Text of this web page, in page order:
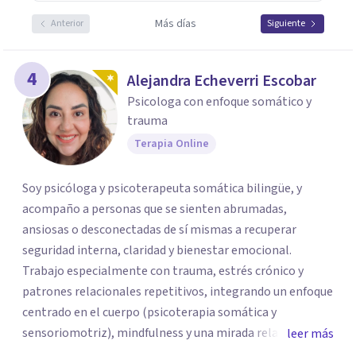
Anterior Más días Siguiente
4 Alejandra Echeverri Escobar
Psicologa con enfoque somático y
trauma
Terapia Online
Soy psicóloga y psicoterapeuta somática bilingüe, y
acompaño a personas que se sienten abrumadas,
ansiosas o desconectadas de sí mismas a recuperar
seguridad interna, claridad y bienestar emocional.
Trabajo especialmente con trauma, estrés crónico y
patrones relacionales repetitivos, integrando un enfoque
centrado en el cuerpo (psicoterapia somática y
sensoriomotriz), mindfulness y una mirada relacional y
leer más